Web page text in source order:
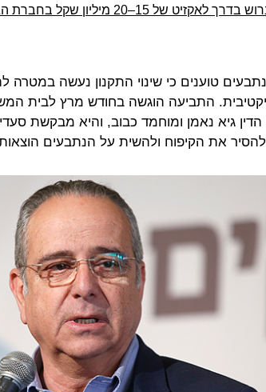
לאקזיט של 15–20 מיליון שקל בחברת הגז
טוענים כי שינוי התקנון נעשה במטרה
התביעה הוגשה בחודש מרץ לבית
הדין גיא נאמן ומוחמד כבוב, והיא מבקשת
את הקיפוח ולהשית על הנתבעים